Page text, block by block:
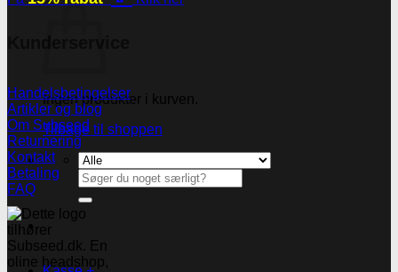
Ingen produkter i kurven.
Tilbage til shoppen
Søg
efter:
Handelsbetingelser
Artikler og blog
Om Subseed
Returnering
Kontakt
Betaling
FAQ